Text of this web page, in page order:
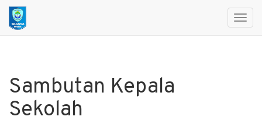
Sambutan Kepala
Sekolah